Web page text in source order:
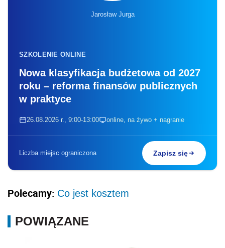
Jarosław Jurga
SZKOLENIE ONLINE
Nowa klasyfikacja budżetowa od 2027
roku – reforma finansów publicznych
w praktyce
26.08.2026 r., 9:00-13:00 online, na żywo + nagranie
Liczba miejsc ograniczona Zapisz się
Polecamy: Co jest kosztem
POWIĄZANE